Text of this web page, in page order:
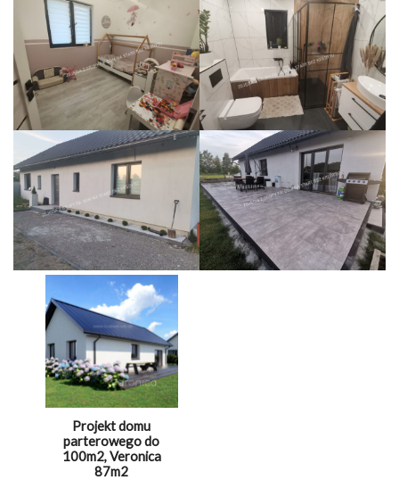
Projekt domu
parterowego do
100m2, Veronica
87m2